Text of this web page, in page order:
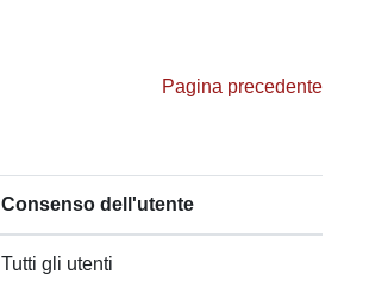
Pagina precedente
Consenso dell'utente
Tutti gli utenti